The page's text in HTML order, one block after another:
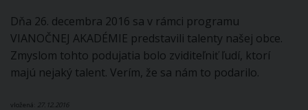
Kontakty
COVID-19
Dňa 26. decembra 2016 sa v rámci programu
VIANOČNEJ AKADÉMIE predstavili talenty našej obce.
Zmyslom tohto podujatia bolo zviditeľniť ľudí, ktorí
majú nejaký talent. Verím, že sa nám to podarilo.
vložená: 27.12.2016